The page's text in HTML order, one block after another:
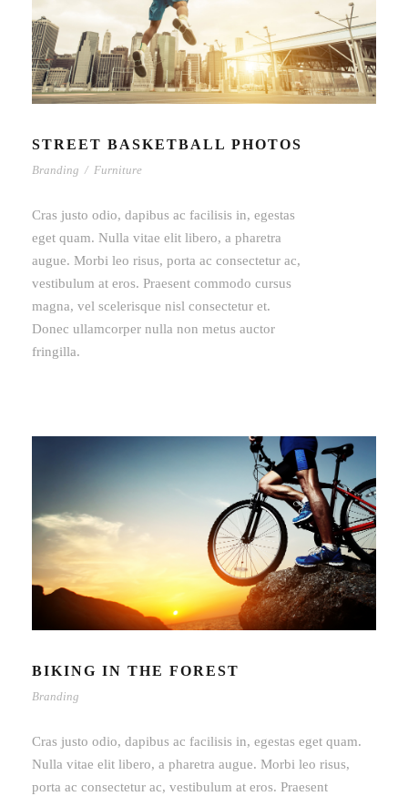
STREET BASKETBALL PHOTOS
Branding / Furniture
Cras justo odio, dapibus ac facilisis in, egestas
eget quam. Nulla vitae elit libero, a pharetra
augue. Morbi leo risus, porta ac consectetur ac,
vestibulum at eros. Praesent commodo cursus
magna, vel scelerisque nisl consectetur et.
Donec ullamcorper nulla non metus auctor
fringilla.
BIKING IN THE FOREST
Branding
Cras justo odio, dapibus ac facilisis in, egestas eget quam.
Nulla vitae elit libero, a pharetra augue. Morbi leo risus,
porta ac consectetur ac, vestibulum at eros. Praesent